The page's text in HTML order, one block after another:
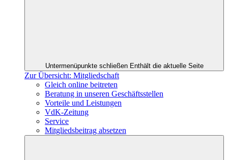
Untermenüpunkte schließen Enthält die aktuelle Seite
Zur Übersicht: Mitgliedschaft
Gleich online beitreten
Beratung in unseren Geschäftsstellen
Vorteile und Leistungen
VdK-Zeitung
Service
Mitgliedsbeitrag absetzen